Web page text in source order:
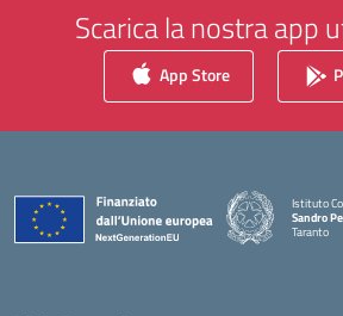
Scarica la nostra app
App Store
Istituto
Sandro
Taranto